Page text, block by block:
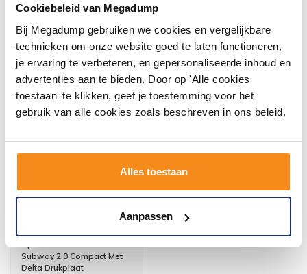
Cookiebeleid van Megadump
Bij Megadump gebruiken we cookies en vergelijkbare
technieken om onze website goed te laten functioneren,
je ervaring te verbeteren, en gepersonaliseerde inhoud en
advertenties aan te bieden. Door op 'Alle cookies
toestaan' te klikken, geef je toestemming voor het
gebruik van alle cookies zoals beschreven in ons beleid.
Alles toestaan
Aanpassen
Andere klanten kochten of
bekeken ook
Up100 Toiletset 11 V&B
Subway 2.0 Compact Met
Delta Drukplaat